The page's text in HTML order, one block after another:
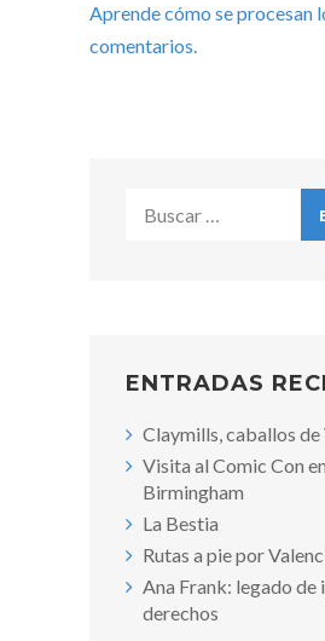
Aprende cómo se procesan
comentarios.
ENTRADAS
Claymills, caballos de
Visita al Comic Con en
Birmingham
La Bestia
Rutas a pie por
Ana Frank: legado de
derechos